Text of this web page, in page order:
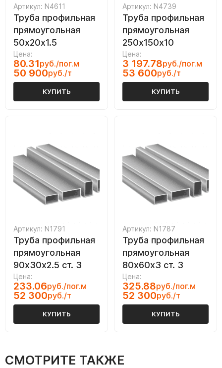
Артикул: N4611
Труба профильная
прямоугольная
50х20х1.5
Цена:
80.31руб./пог.м
50 900руб./т
КУПИТЬ
Артикул: N4739
Труба профильная
прямоугольная
250х150х10
Цена:
3 197.78руб./пог.м
53 600руб./т
КУПИТЬ
Артикул: N1791
Труба профильная
прямоугольная
90х30х2.5 ст. 3
Цена:
233.06руб./пог.м
52 300руб./т
КУПИТЬ
Артикул: N1787
Труба профильная
прямоугольная
80х60х3 ст. 3
Цена:
325.88руб./пог.м
52 300руб./т
КУПИТЬ
СМОТРИТЕ ТАКЖЕ